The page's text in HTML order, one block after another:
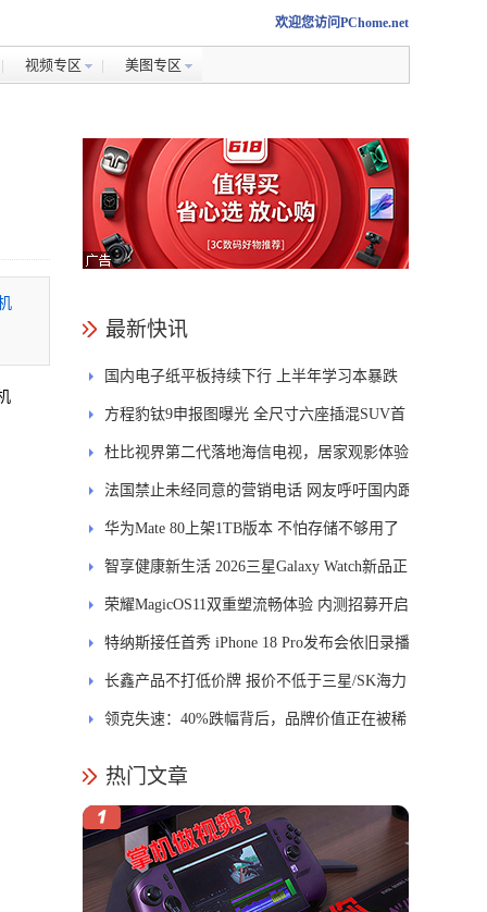
欢迎您访问PChome.net
视频专区 美图专区
最新快讯
国内电子纸平板持续下行 上半年学习本暴跌
84.6%
方程豹钛9申报图曝光 全尺寸六座插混SUV首
发DMS
杜比视界第二代落地海信电视，居家观影体验
能迎来哪些升级？
法国禁止未经同意的营销电话 网友呼吁国内跟
进
华为Mate 80上架1TB版本 不怕存储不够用了
智享健康新生活 2026三星Galaxy Watch新品正
式开售
荣耀MagicOS11双重塑流畅体验 内测招募开启
特纳斯接任首秀 iPhone 18 Pro发布会依旧录播
长鑫产品不打低价牌 报价不低于三星/SK海力
士
领克失速：40%跌幅背后，品牌价值正在被稀
热门文章